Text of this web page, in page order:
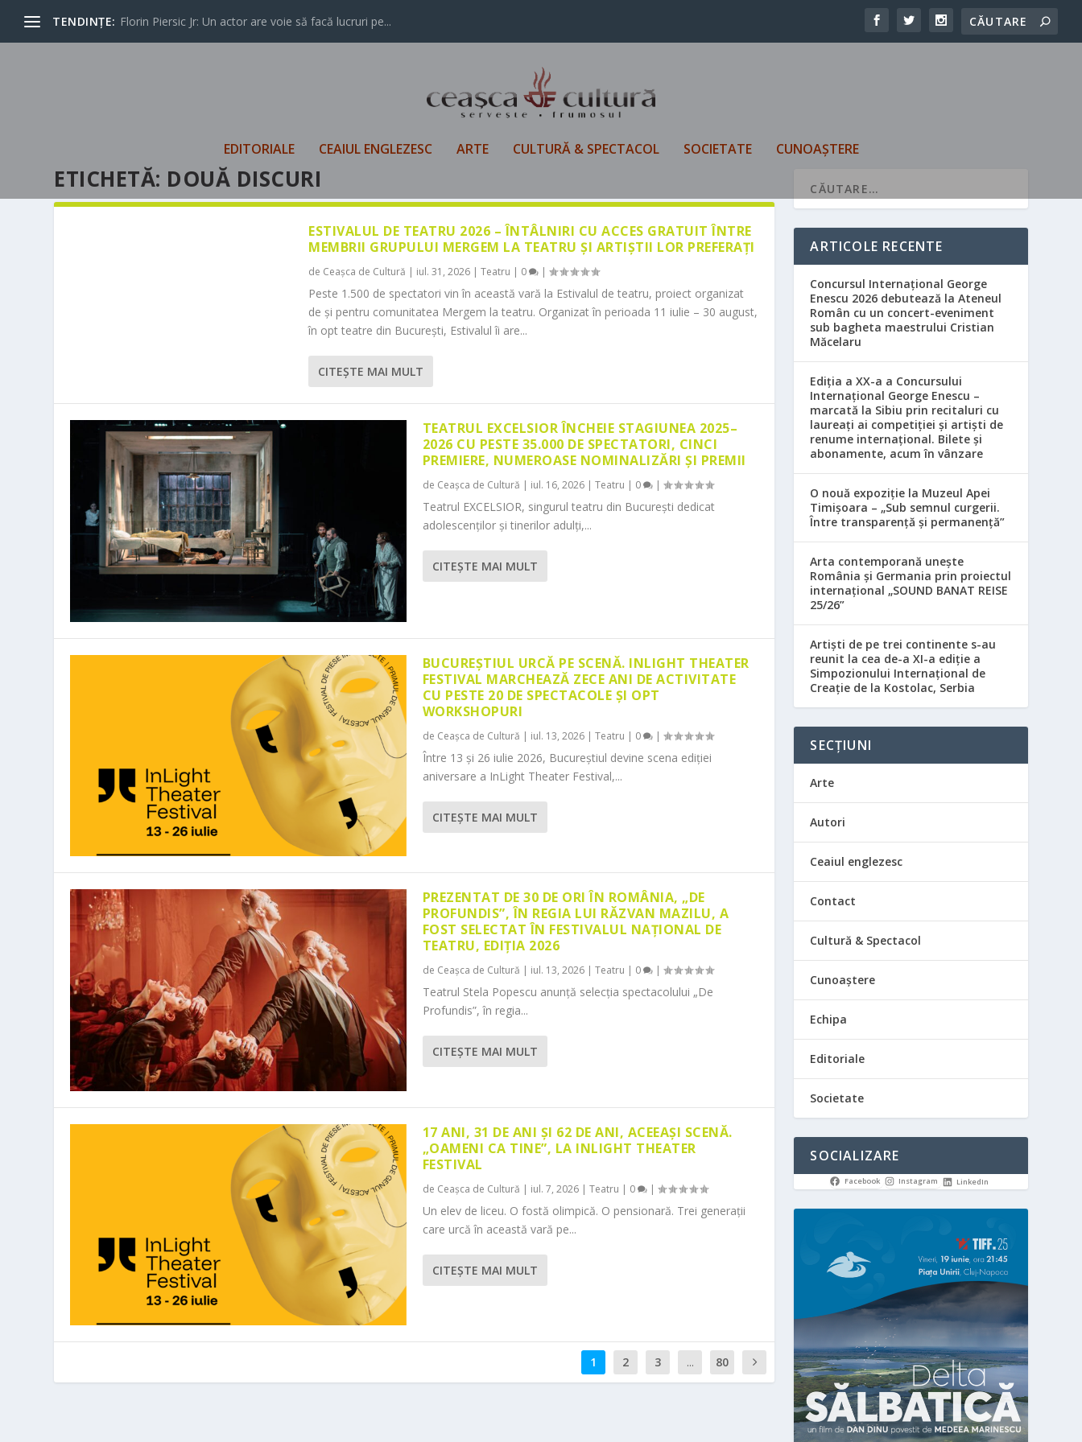
TENDINȚE: Florin Piersic Jr: Un actor are voie să facă lucruri pe...
EDITORIALE CEAIUL ENGLEZESC ARTE CULTURĂ & SPECTACOL SOCIETATE CUNOAȘTERE
ETICHETĂ: DOUĂ DISCURI
ESTIVALUL DE TEATRU 2026 – ÎNTÂLNIRI CU ACCES GRATUIT ÎNTRE
MEMBRII GRUPULUI MERGEM LA TEATRU ȘI ARTIȘTII LOR PREFERAȚI
de Ceașca de Cultură | iul. 31, 2026 |Teatru | 0 |
Peste 1.500 de spectatori vin în această vară la Estivalul de teatru, proiect organizat
de și pentru comunitatea Mergem la teatru. Organizat în perioada 11 iulie – 30 august,
în opt teatre din București, Estivalul îi are...
CITEŞTE MAI MULT
TEATRUL EXCELSIOR ÎNCHEIE STAGIUNEA 2025–
2026 CU PESTE 35.000 DE SPECTATORI, CINCI
PREMIERE, NUMEROASE NOMINALIZĂRI ȘI PREMII
de Ceașca de Cultură | iul. 16, 2026| Teatru | 0 |
Teatrul EXCELSIOR, singurul teatru din București dedicat
adolescenților și tinerilor adulți,...
CITEŞTE MAI MULT
BUCUREȘTIUL URCĂ PE SCENĂ. INLIGHT THEATER
FESTIVAL MARCHEAZĂ ZECE ANI DE ACTIVITATE
CU PESTE 20 DE SPECTACOLE ȘI OPT
WORKSHOPURI
de Ceașca de Cultură | iul. 13, 2026| Teatru | 0 |
Între 13 și 26 iulie 2026, Bucureștiul devine scena ediției
aniversare a InLight Theater Festival,...
CITEŞTE MAI MULT
PREZENTAT DE 30 DE ORI ÎN ROMÂNIA, „DE
PROFUNDIS”, ÎN REGIA LUI RĂZVAN MAZILU, A
FOST SELECTAT ÎN FESTIVALUL NAȚIONAL DE
TEATRU, EDIȚIA 2026
de Ceașca de Cultură | iul. 13, 2026| Teatru | 0 |
Teatrul Stela Popescu anunță selecția spectacolului „De
Profundis”, în regia...
CITEŞTE MAI MULT
17 ANI, 31 DE ANI ȘI 62 DE ANI, ACEEAȘI SCENĂ.
„OAMENI CA TINE”, LA INLIGHT THEATER
FESTIVAL
de Ceașca de Cultură | iul. 7, 2026| Teatru | 0 |
Un elev de liceu. O fostă olimpică. O pensionară. Trei generații
care urcă în această vară pe...
CITEŞTE MAI MULT
1 2 3 ... 80
ARTICOLE RECENTE
Concursul Internațional George
Enescu 2026 debutează la Ateneul
Român cu un concert-eveniment
sub bagheta maestrului Cristian
Măcelaru
Ediția a XX-a a Concursului
Internațional George Enescu –
marcată la Sibiu prin recitaluri cu
laureați ai competiției și artiști de
renume internațional. Bilete și
abonamente, acum în vânzare
O nouă expoziție la Muzeul Apei
Timișoara – „Sub semnul curgerii.
Între transparență și permanență”
Arta contemporană unește
România și Germania prin proiectul
internațional „SOUND BANAT REISE
25/26”
Artiști de pe trei continente s-au
reunit la cea de-a XI-a ediție a
Simpozionului Internațional de
Creație de la Kostolac, Serbia
SECȚIUNI
Arte
Autori
Ceaiul englezesc
Contact
Cultură & Spectacol
Cunoaștere
Echipa
Editoriale
Societate
SOCIALIZARE
Facebook Instagram LinkedIn